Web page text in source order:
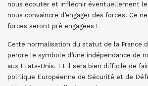
nous écouter et infléchir éventuellement
nous convaincre d’engager des forces. Ce
forces seront pré engagées !
Cette normalisation du statut de la France
perdre le symbole d’une indépendance de
aux Etats-Unis. Et il sera bien difficile de
politique Européenne de Sécurité et de